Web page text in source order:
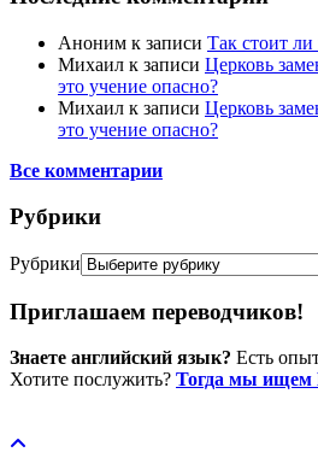
Аноним к записи Так стоит
Михаил к записи Церковь
это учение опасно?
Михаил к записи Церковь
это учение опасно?
Все комментарии
Рубрики
Рубрики
Приглашаем переводчиков!
Знаете английский язык? Есть
Хотите послужить? Тогда мы ищем